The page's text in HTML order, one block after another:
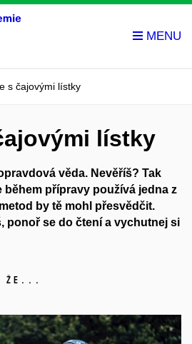
s čajovými lístky
lístky
věda. Nevěříš? Tak
během přípravy používá jedna z
by tě mohl přesvědčit.
ponoř se do čtení a vychutnej si
že...